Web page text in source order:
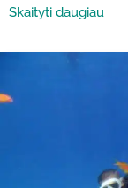
Skaityti daugiau